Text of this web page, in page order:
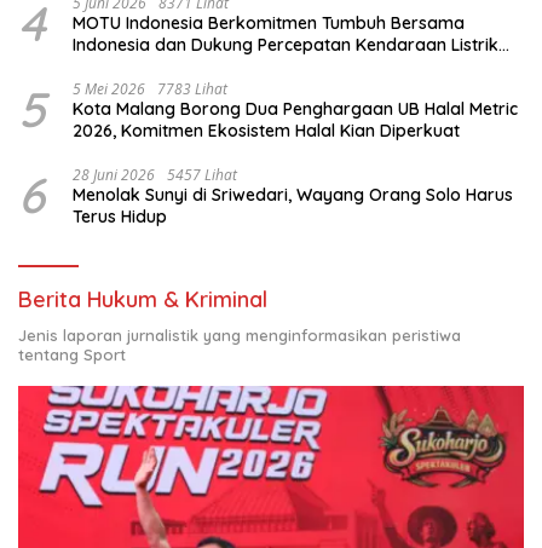
4
MOTU Indonesia Berkomitmen Tumbuh Bersama
Indonesia dan Dukung Percepatan Kendaraan Listrik
5 5 Mei 2026 7783 Lihat
Kota Malang Borong Dua Penghargaan UB Halal Metric
2026, Komitmen Ekosistem Halal Kian Diperkuat
6 28 Juni 2026 5457 Lihat
Menolak Sunyi di Sriwedari, Wayang Orang Solo Harus
Terus Hidup
Berita Hukum & Kriminal
Jenis laporan jurnalistik yang menginformasikan peristiwa
tentang Sport